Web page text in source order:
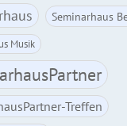
Seminarhaus
Musik
Treffen